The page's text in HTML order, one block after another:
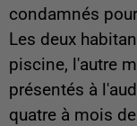
condamnés
Les deux
piscine, l'autre
présentés à
quatre à mois